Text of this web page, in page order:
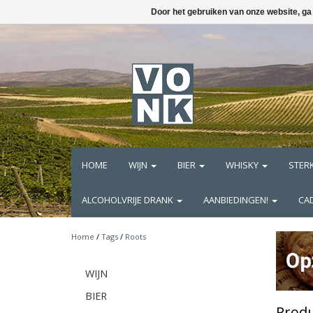
HOME WIJN BIER WHISKY
ALCOHOLVRIJE DRANK AANBIEDINGEN!
Home / Tags / Roots
WIJN
BIER
Door het gebruiken van onze website,